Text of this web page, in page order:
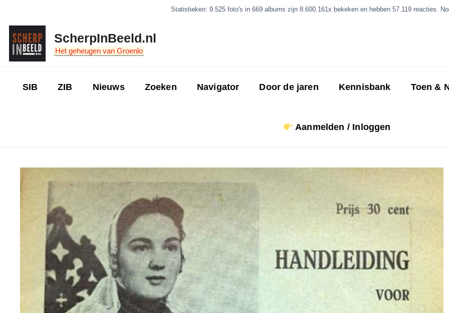
inhoud
Statistieken: 9.525 foto's in 669 albums zijn 8.600.161x bekeken en hebben 57.119 reacties.
ScherpInBeeld.nl
Het geheugen van Groenlo
SIB ZIB Nieuws Zoeken Navigator Door de jaren Kennisbank Toen &
Aanmelden / Inloggen